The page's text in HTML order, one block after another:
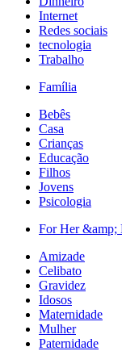
Internet
Redes sociais
tecnologia
Trabalho
Família
Bebês
Casa
Crianças
Educação
Filhos
Jovens
Psicologia
For Her &amp;
Amizade
Celibato
Gravidez
Idosos
Maternidade
Mulher
Paternidade